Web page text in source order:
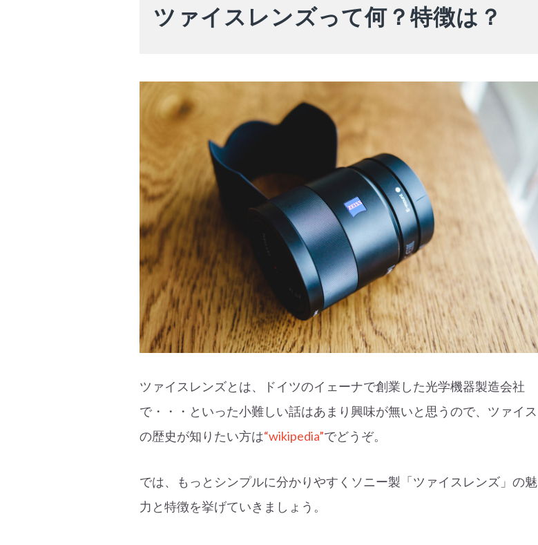
ツァイスレンズって何？特徴は？
ツァイスレンズとは、ドイツのイェーナで創業した光学機器製造会社
で・・・といった小難しい話はあまり興味が無いと思うので、ツァイス
の歴史が知りたい方は“wikipedia”でどうぞ。
では、もっとシンプルに分かりやすくソニー製「ツァイスレンズ」の魅
力と特徴を挙げていきましょう。